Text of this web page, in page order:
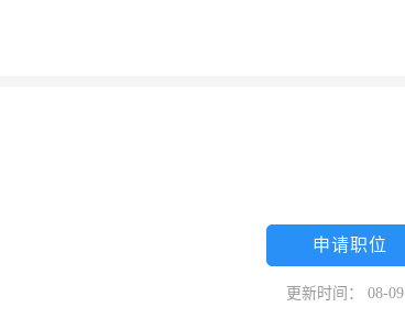
申请职位
更新时间： 08-09